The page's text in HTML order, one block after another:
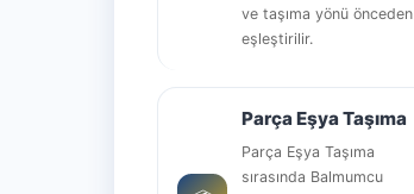
ve taşıma yönü önceden
eşleştirilir.
Parça Eşya Taşıma
Parça Eşya Taşıma
sırasında Balmumcu